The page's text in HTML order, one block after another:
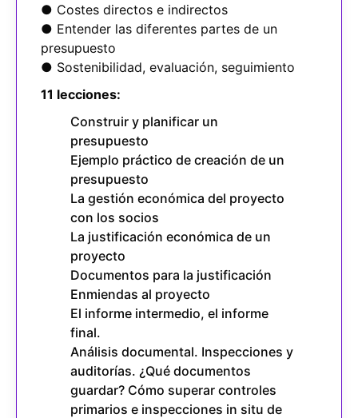
● Costes directos e indirectos
● Entender las diferentes partes de un
presupuesto
● Sostenibilidad, evaluación, seguimiento
11 lecciones:
Construir y planificar un
presupuesto
Ejemplo práctico de creación de un
presupuesto
La gestión económica del proyecto
con los socios
La justificación económica de un
proyecto
Documentos para la justificación
Enmiendas al proyecto
El informe intermedio, el informe
final.
Análisis documental. Inspecciones y
auditorías. ¿Qué documentos
guardar? Cómo superar controles
primarios e inspecciones in situ de